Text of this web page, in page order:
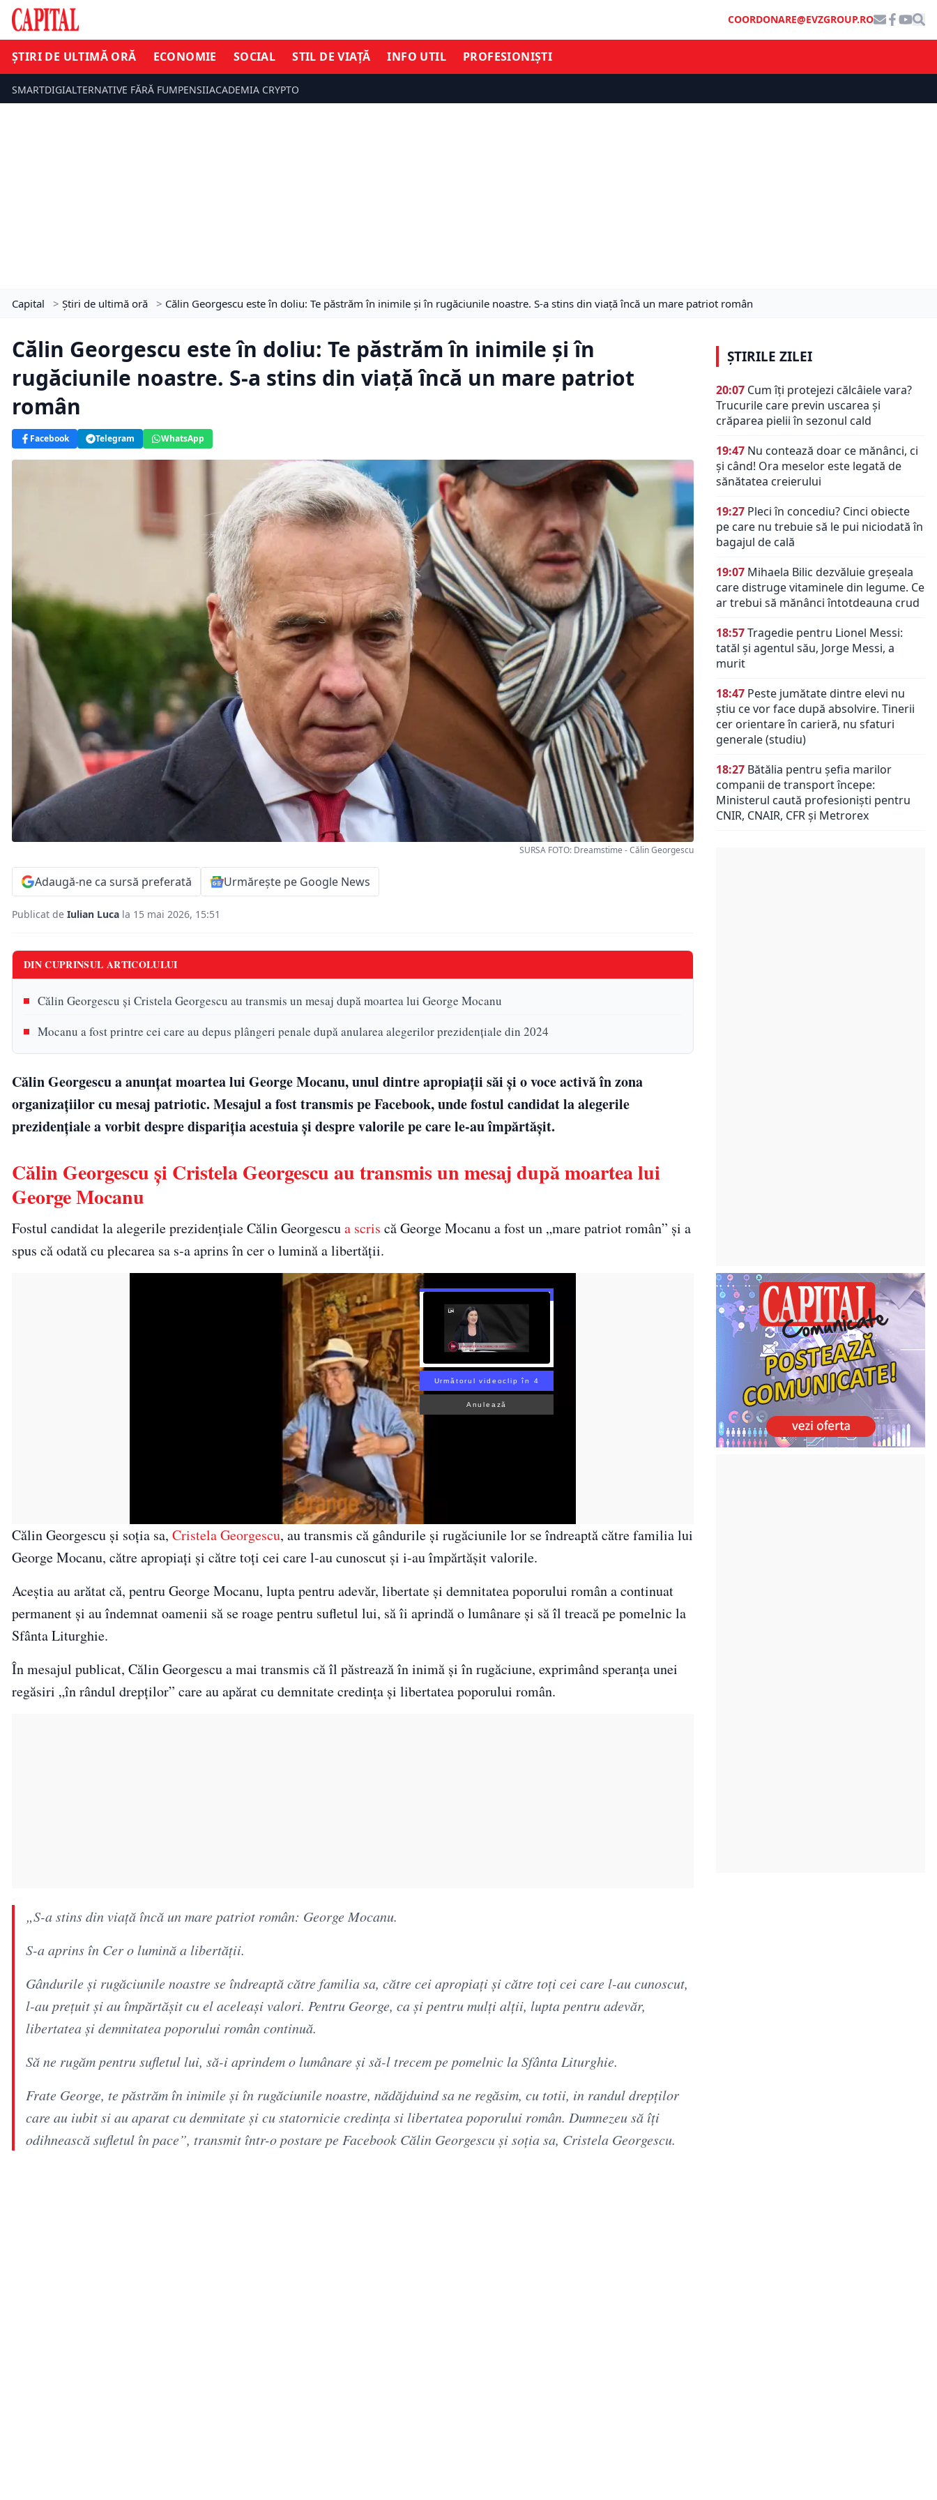
COORDONARE@EVZGROUP.RO
ȘTIRI DE ULTIMĂ ORĂ ECONOMIE SOCIAL STIL DE VIAȚĂ INFO UTIL PROFESIONIȘTI
SMARTDIGIALTERNATIVE FĂRĂ FUMPENSIIACADEMIA CRYPTO
Capital > Știri de ultimă oră > Călin Georgescu este în doliu: Te păstrăm în inimile și în rugăciunile noastre. S-a stins din viață încă un mare patriot român
Călin Georgescu este în doliu: Te păstrăm în inimile și în
rugăciunile noastre. S-a stins din viață încă un mare patriot
român
Facebook Telegram WhatsApp
SURSA FOTO: Dreamstime - Călin Georgescu
Adaugă-ne ca sursă preferată Urmărește pe Google News
Publicat de Iulian Luca la 15 mai 2026, 15:51
DIN CUPRINSUL ARTICOLULUI
Călin Georgescu și Cristela Georgescu au transmis un mesaj după moartea lui George Mocanu
Mocanu a fost printre cei care au depus plângeri penale după anularea alegerilor prezidențiale din 2024
Călin Georgescu a anunțat moartea lui George Mocanu, unul dintre apropiații săi și o voce activă în zona
organizațiilor cu mesaj patriotic. Mesajul a fost transmis pe Facebook, unde fostul candidat la alegerile
prezidențiale a vorbit despre dispariția acestuia și despre valorile pe care le-au împărtășit.
Călin Georgescu și Cristela Georgescu au transmis un mesaj după moartea lui
George Mocanu
Fostul candidat la alegerile prezidențiale Călin Georgescua scris că George Mocanu a fost un „mare patriot român” și a
spus că odată cu plecarea sa s-a aprins în cer o lumină a libertății.
Următorul videoclip în 3
Anulează
Călin Georgescu și soția sa, Cristela Georgescu, au transmis că gândurile și rugăciunile lor se îndreaptă către familia lui
George Mocanu, către apropiați și către toți cei care l-au cunoscut și i-au împărtășit valorile.
Aceștia au arătat că, pentru George Mocanu, lupta pentru adevăr, libertate și demnitatea poporului român a continuat
permanent și au îndemnat oamenii să se roage pentru sufletul lui, să îi aprindă o lumânare și să îl treacă pe pomelnic la
Sfânta Liturghie.
În mesajul publicat, Călin Georgescu a mai transmis că îl păstrează în inimă și în rugăciune, exprimând speranța unei
regăsiri „în rândul drepților” care au apărat cu demnitate credința și libertatea poporului român.
„S-a stins din viață încă un mare patriot român: George Mocanu.
S-a aprins în Cer o lumină a libertății.
Gândurile și rugăciunile noastre se îndreaptă către familia sa, către cei apropiați și către toți cei care l-au cunoscut,
l-au prețuit și au împărtășit cu el aceleași valori. Pentru George, ca și pentru mulți alții, lupta pentru adevăr,
libertatea și demnitatea poporului român continuă.
Să ne rugăm pentru sufletul lui, să-i aprindem o lumânare și să-l trecem pe pomelnic la Sfânta Liturghie.
Frate George, te păstrăm în inimile și în rugăciunile noastre, nădăjduind sa ne regăsim, cu totii, in randul drepților
care au iubit si au aparat cu demnitate și cu statornicie credința si libertatea poporului român. Dumnezeu să îți
odihnească sufletul în pace”, transmit într-o postare pe Facebook Călin Georgescu și soția sa, Cristela Georgescu.
ȘTIRILE ZILEI
20:07 Cum îți protejezi călcâiele vara?
Trucurile care previn uscarea și
crăparea pielii în sezonul cald
19:47 Nu contează doar ce mănânci, ci
și când! Ora meselor este legată de
sănătatea creierului
19:27 Pleci în concediu? Cinci obiecte
pe care nu trebuie să le pui niciodată în
bagajul de cală
19:07 Mihaela Bilic dezvăluie greșeala
care distruge vitaminele din legume. Ce
ar trebui să mănânci întotdeauna crud
18:57Tragedie pentru Lionel Messi:
tatăl și agentul său, Jorge Messi, a
murit
18:47 Peste jumătate dintre elevi nu
știu ce vor face după absolvire. Tinerii
cer orientare în carieră, nu sfaturi
generale (studiu)
18:27 Bătălia pentru șefia marilor
companii de transport începe:
Ministerul caută profesioniști pentru
CNIR, CNAIR, CFR și Metrorex